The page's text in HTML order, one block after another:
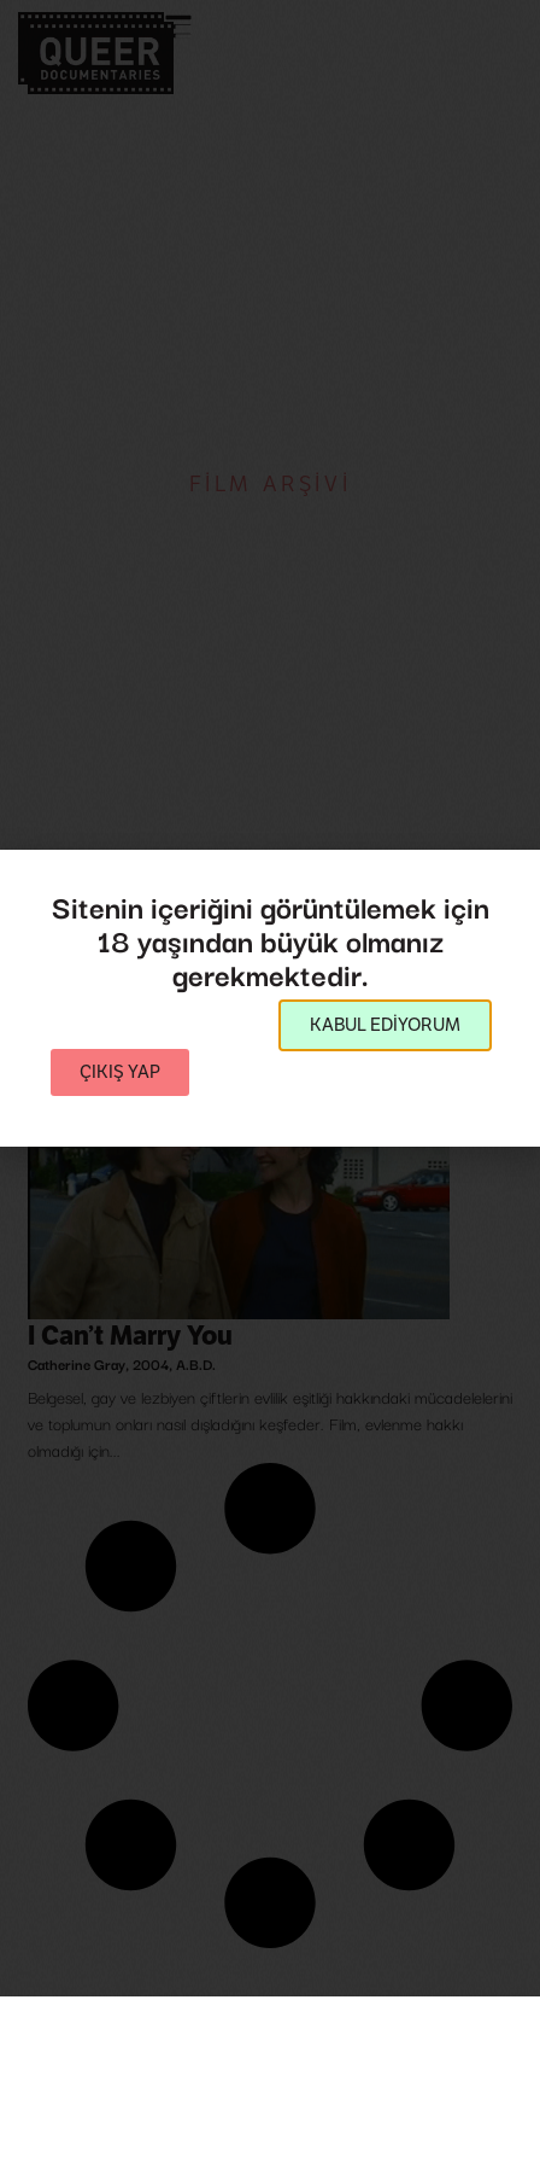
FİLM ARŞİVİ
I Can’t Marry You
Catherine Gray, 2004, A.B.D.
Belgesel, gay ve lezbiyen çiftlerin evlilik eşitliği hakkındaki mücadelelerini
ve toplumun onları nasıl dışladığını keşfeder. Film, evlenme hakkı
olmadığı için...
Sitenin içeriğini görüntülemek için
18 yaşından büyük olmanız
gerekmektedir.
KABUL EDİYORUM
ÇIKIŞ YAP